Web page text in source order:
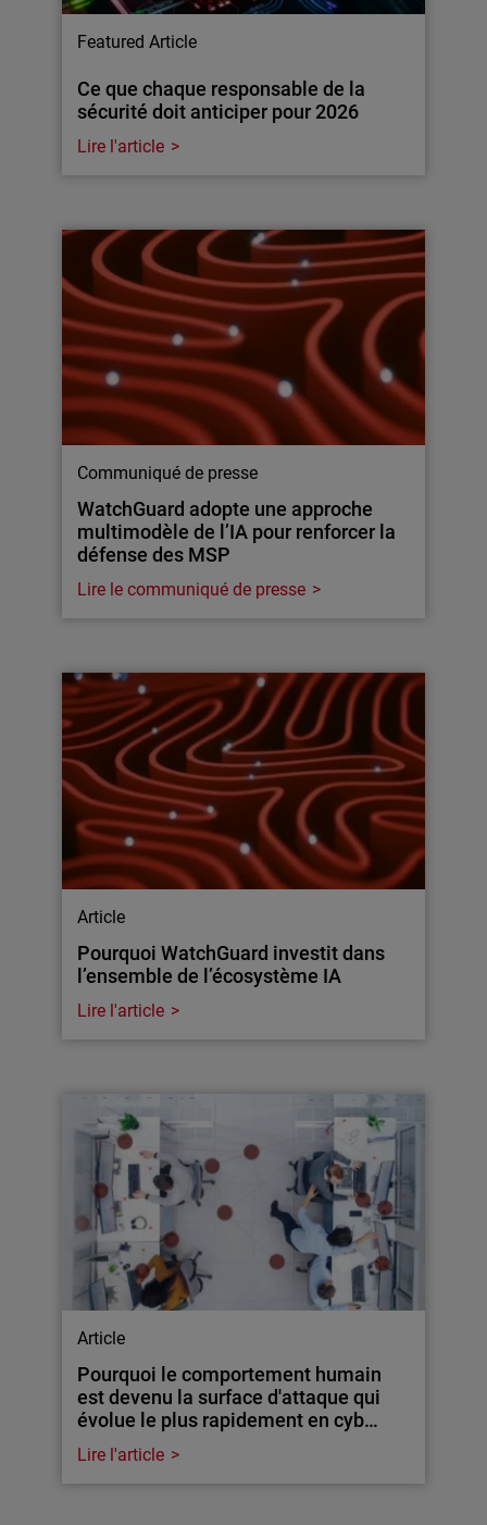
Featured Article
Ce que chaque responsable de la
sécurité doit anticiper pour 2026
Lire l'article
Communiqué de presse
WatchGuard adopte une approche
multimodèle de l’IA pour renforcer la
défense des MSP
Lire le communiqué de presse
Article
Pourquoi WatchGuard investit dans
l’ensemble de l’écosystème IA
Lire l'article
Article
Pourquoi le comportement humain
est devenu la surface d'attaque qui
évolue le plus rapidement en cyb…
Lire l'article